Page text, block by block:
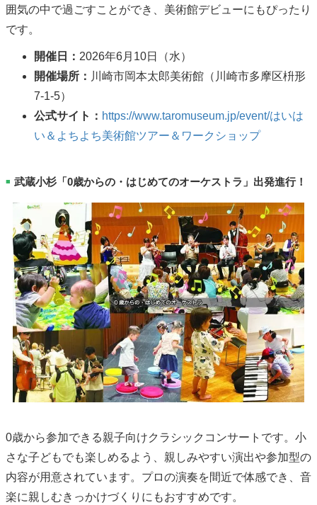
囲気の中で過ごすことができ、美術館デビューにもぴったり
です。
開催日： 2026年6月10日（水）
開催場所： 川崎市岡本太郎美術館（川崎市多摩区枡形
7-1-5）
公式サイト： https://www.taromuseum.jp/event/はいは
い＆よちよち美術館ツアー＆ワークショップ
■ 武蔵小杉「0歳からの・はじめてのオーケストラ」出発進行！
0歳から参加できる親子向けクラシックコンサートです。小
さな子どもでも楽しめるよう、親しみやすい演出や参加型の
内容が用意されています。プロの演奏を間近で体感でき、音
楽に親しむきっかけづくりにもおすすめです。